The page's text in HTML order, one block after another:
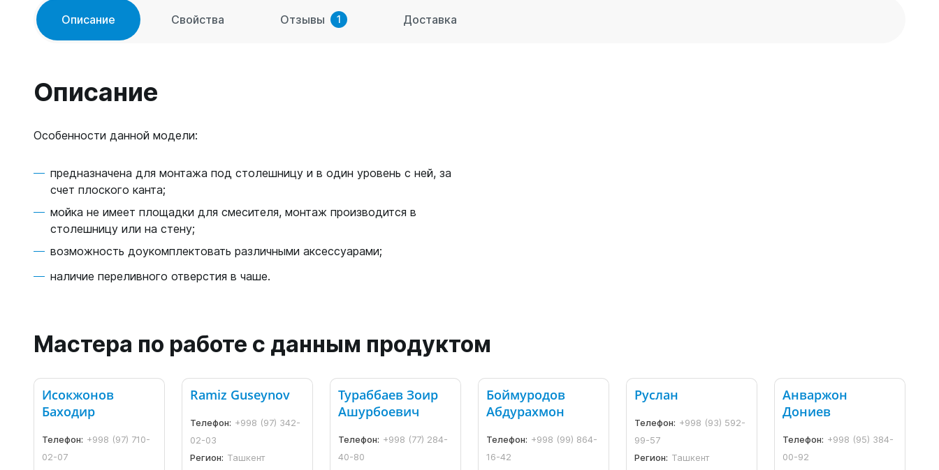
Описание Свойства Отзывы 1 Доставка
Описание
Особенности данной модели:
предназначена для монтажа под столешницу и в один уровень с ней, за
счет плоского канта;
мойка не имеет площадки для смесителя, монтаж производится в
столешницу или на стену;
возможность доукомплектовать различными аксессуарами;
наличие переливного отверстия в чаше.
Мастера по работе с данным продуктом
Исокжонов
Баходир
Телефон: +998 (97) 710-
02-07
Ramiz Guseynov
Телефон: +998 (97) 342-
02-03
Регион: Ташкент
Тураббаев Зоир
Ашурбоевич
Телефон: +998 (77) 284-
40-80
Боймуродов
Абдурахмон
Телефон: +998 (99) 864-
16-42
Руслан
Телефон: +998 (93) 592-
99-57
Регион: Ташкент
Анваржон
Дониев
Телефон: +998 (95) 384-
00-92